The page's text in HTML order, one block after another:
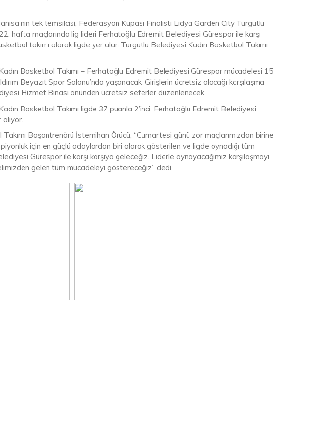
tek temsilcisi, Federasyon Kupası Finalisti Lidya Garden City Turgutlu
hafta maçlarında lig lideri Ferhatoğlu Edremit Belediyesi Gürespor ile karşı
takımı olarak ligde yer alan Turgutlu Belediyesi Kadın Basketbol Takımı
Basketbol Takımı – Ferhatoğlu Edremit Belediyesi Gürespor mücadelesi 15
Beyazıt Spor Salonu’nda yaşanacak. Girişlerin ücretsiz olacağı karşılaşma
Hizmet Binası önünden ücretsiz seferler düzenlenecek.
Basketbol Takımı ligde 37 puanla 2’inci, Ferhatoğlu Edremit Belediyesi
Başantrenörü İstemihan Örücü, “Cumartesi günü zor maçlarımızdan birine
için en güçlü adaylardan biri olarak gösterilen ve ligde oynadığı tüm
Gürespor ile karşı karşıya geleceğiz. Liderle oynayacağımız karşılaşmayı
gelen tüm mücadeleyi göstereceğiz” dedi.